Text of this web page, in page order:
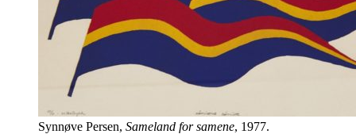
Synnøve Persen, Sameland for samene, 1977.